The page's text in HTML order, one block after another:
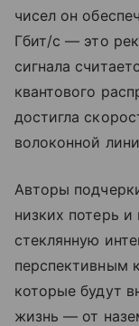
чисел он
Гбит/с — это
сигнала
квантового
достигла
волоконной
Авторы
низких потерь
стеклянную
перспективным
которые будут
жизнь — от